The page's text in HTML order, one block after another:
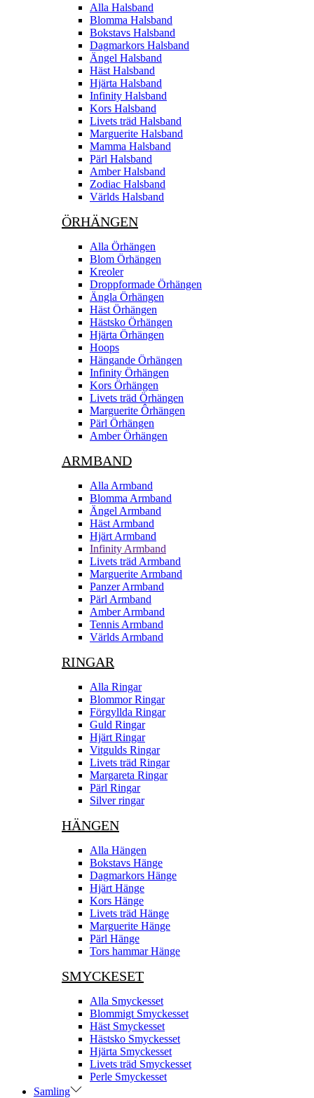
Alla Halsband
Blomma Halsband
Bokstavs Halsband
Dagmarkors Halsband
Ängel Halsband
Häst Halsband
Hjärta Halsband
Infinity Halsband
Kors Halsband
Livets träd Halsband
Marguerite Halsband
Mamma Halsband
Pärl Halsband
Amber Halsband
Zodiac Halsband
Världs Halsband
ÖRHÄNGEN
Alla Örhängen
Blom Örhängen
Kreoler
Droppformade Örhängen
Ängla Örhängen
Häst Örhängen
Hästsko Örhängen
Hjärta Örhängen
Hoops
Hängande Örhängen
Infinity Örhängen
Kors Örhängen
Livets träd Örhängen
Marguerite Ôrhängen
Pärl Örhängen
Amber Örhängen
ARMBAND
Alla Armband
Blomma Armband
Ängel Armband
Häst Armband
Hjärt Armband
Infinity Armband
Livets träd Armband
Marguerite Armband
Panzer Armband
Pärl Armband
Amber Armband
Tennis Armband
Världs Armband
RINGAR
Alla Ringar
Blommor Ringar
Förgyllda Ringar
Guld Ringar
Hjärt Ringar
Vitgulds Ringar
Livets träd Ringar
Margareta Ringar
Pärl Ringar
Silver ringar
HÄNGEN
Alla Hängen
Bokstavs Hänge
Dagmarkors Hänge
Hjärt Hänge
Kors Hänge
Livets träd Hänge
Marguerite Hänge
Pärl Hänge
Tors hammar Hänge
SMYCKESET
Alla Smyckesset
Blommigt Smyckesset
Häst Smyckesset
Hästsko Smyckesset
Hjärta Smyckesset
Livets träd Smyckesset
Perle Smyckesset
Samling